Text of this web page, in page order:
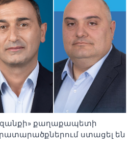
քաղաքապետի
ստացել են